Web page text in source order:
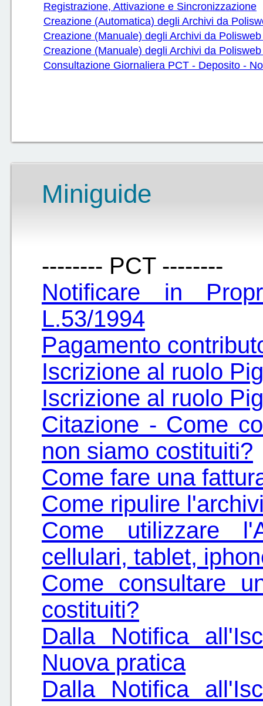
Registrazione, Attivazione e Sincronizzazione
Creazione (Automatica) degli Archivi da
Creazione (Manuale) degli Archivi da
Creazione (Manuale) degli Archivi da
Consultazione Giornaliera PCT - Deposito -
Miniguide
-------- PCT --------
Notificare in
L.53/1994
Pagamento
Iscrizione al ruolo
Iscrizione al ruolo
Citazione - Come
non siamo costituiti?
Come fare una
Come ripulire
Come utilizzare
cellulari, tablet,
Come consultare
costituiti?
Dalla Notifica
Nuova pratica
Dalla Notifica